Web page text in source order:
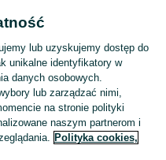
Skorzystaj z największego serwisu ogłoszeniowego w Polsce. Kupuj to, czego pragniesz i sprzedawaj to, czego już nie potrzebujesz w kategorii Pierścionki! Zobacz
lub uzyskujemy dostęp do
unikalne identyfikatory w
danych osobowych.
lub zarządzać nimi,
na stronie polityki
naszym partnerom i
Polityka cookies,